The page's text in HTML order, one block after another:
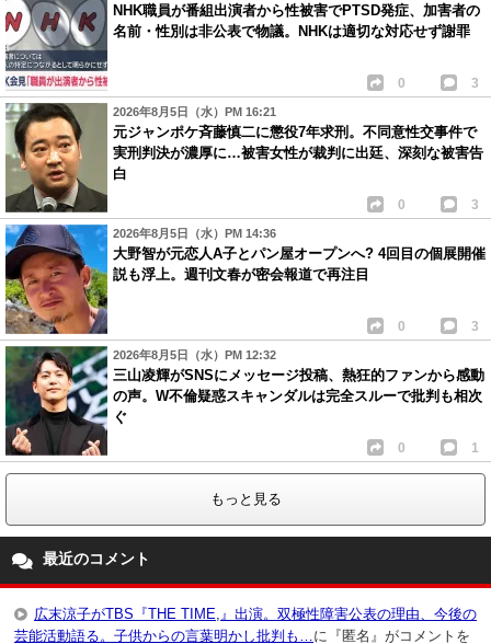
NHK職員が番組出演者から性被害でPTSD発症、加害者の
名前・性別は非公表で物議。NHKは適切な対応せず謝罪
0 3
2026年8月5日（水）PM 16:21
元ジャンポケ斉藤慎二に懲役7年求刑。不同意性交事件で
実刑判決が濃厚に…被害女性が裁判に出廷、深刻な被害告
白
0 3
2026年8月5日（水）PM 14:36
大野智が元恋人A子とパン屋オープンへ? 4回目の個展開催
説も浮上。週刊文春が密会報道で再注目
0 3
2026年8月5日（水）PM 12:32
三山凌輝がSNSにメッセージ投稿、熱狂的ファンから感動
の声。W不倫疑惑スキャンダルは完全スルーで批判も相次
ぐ
0 1
もっと見る
最近のコメント
広末涼子がTBS『THE TIME,』出演。双極性障害公表の理由、今後の
芸能活動語る。子供からの言葉明かし批判も… に『匿名』がコメントを